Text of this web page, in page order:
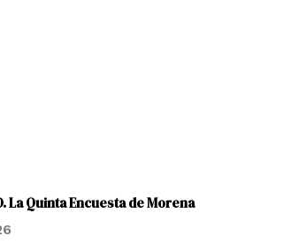
La Quinta Encuesta de Morena